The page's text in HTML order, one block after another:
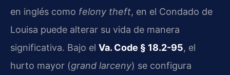
en inglés como felony theft, en el Condado de
Louisa puede alterar su vida de manera
significativa. Bajo el Va. Code § 18.2-95, el
hurto mayor (grand larceny) se configura